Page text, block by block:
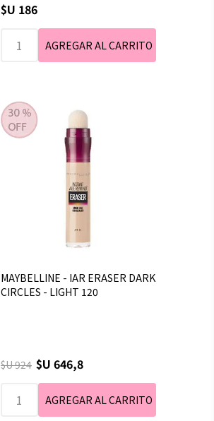
$U 186
MAYBELLINE - IAR ERASER DARK
CIRCLES - LIGHT 120
$U 924 $U 646,8